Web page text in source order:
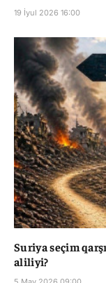
19 İyul 2026 16:00
Suriya seçim
aliliyi?